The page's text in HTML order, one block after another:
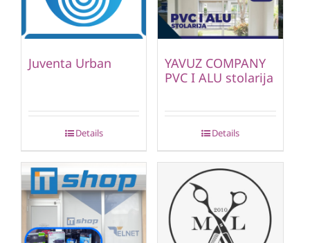
Juventa Urban
Details
YAVUZ COMPANY
PVC I ALU stolarija
Details